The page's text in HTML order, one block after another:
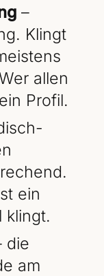
–
Klingt
allen
Profil.
ein
klingt.
die
am